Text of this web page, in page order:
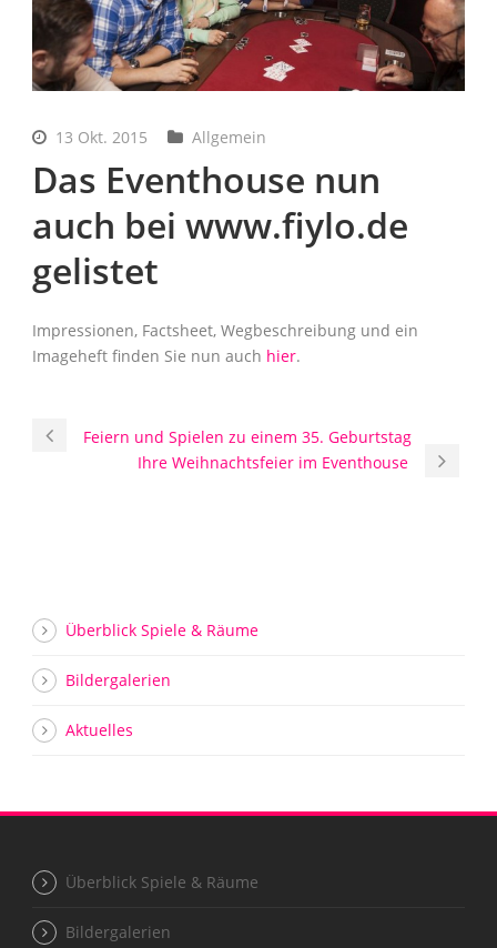
13 Okt. 2015 Allgemein
Das Eventhouse nun
auch bei www.fiylo.de
gelistet
Impressionen, Factsheet, Wegbeschreibung und ein
Imageheft finden Sie nun auch hier.
Feiern und Spielen zu einem 35. Geburtstag
Ihre Weihnachtsfeier im Eventhouse
Überblick Spiele & Räume
Bildergalerien
Aktuelles
Überblick Spiele & Räume
Bildergalerien